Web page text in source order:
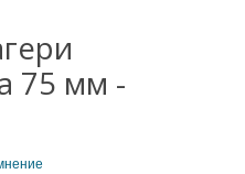
75 мм -